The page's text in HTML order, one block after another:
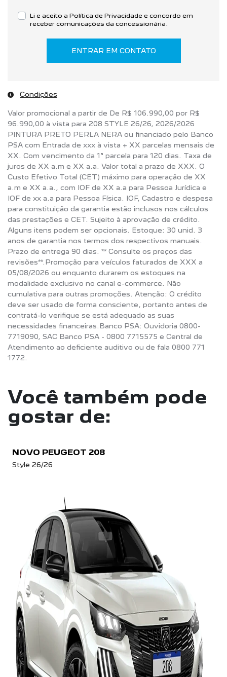
Li e aceito a Política de Privacidade e concordo em
receber comunicações da concessionária.
ENTRAR EM CONTATO
Condições
Valor promocional a partir de De R$ 106.990,00 por R$
96.990,00 à vista para 208 STYLE 26/26, 2026/2026
PINTURA PRETO PERLA NERA ou financiado pelo Banco
PSA com Entrada de xxx à vista + XX parcelas mensais de
XX. Com vencimento da 1ª parcela para 120 dias. Taxa de
juros de XX a.m e XX a.a. Valor total a prazo de XXX. O
Custo Efetivo Total (CET) máximo para operação de XX
a.m e XX a.a., com IOF de XX a.a para Pessoa Jurídica e
IOF de xx a.a para Pessoa Física. IOF, Cadastro e despesa
para constituição da garantia estão inclusos nos cálculos
das prestações e CET. Sujeito à aprovação de crédito.
Alguns itens podem ser opcionais. Estoque: 30 unid. 3
anos de garantia nos termos dos respectivos manuais.
Prazo de entrega 90 dias. ** Consulte os preços das
revisões**.Promoção para veículos faturados de XXX a
05/08/2026 ou enquanto durarem os estoques na
modalidade exclusivo no canal e-commerce. Não
cumulativa para outras promoções. Atenção: O crédito
deve ser usado de forma consciente, portanto antes de
contratá-lo verifique se está adequado as suas
necessidades financeiras.Banco PSA: Ouvidoria 0800-
7719090, SAC Banco PSA - 0800 7715575 e Central de
Atendimento ao deficiente auditivo ou de fala 0800 771
1772.
Você também pode
gostar de:
NOVO PEUGEOT 208
Style 26/26